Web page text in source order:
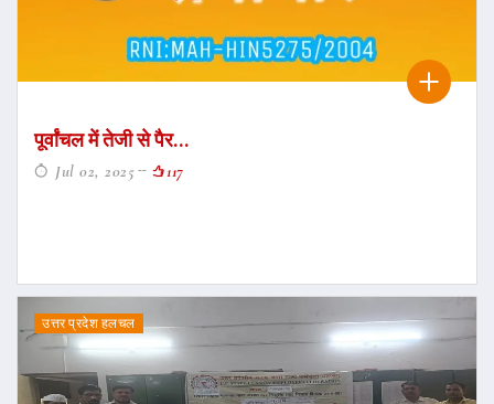
पूर्वांचल में तेजी से पैर...
Jul 02, 2025 117
उत्तर प्रदेश हलचल